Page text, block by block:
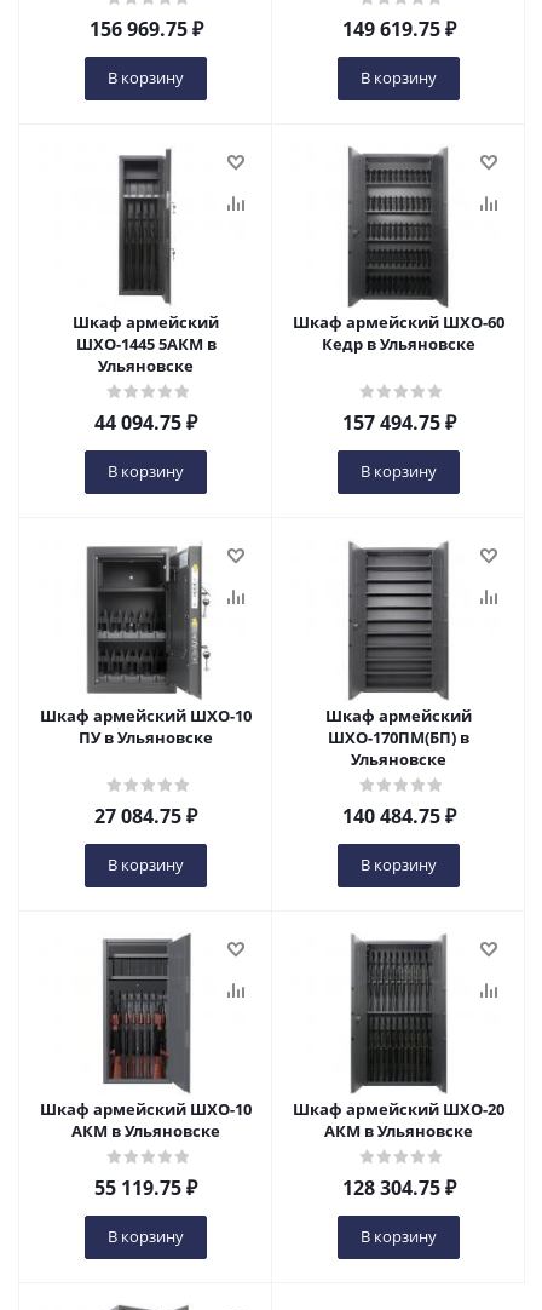
156 969.75₽
В корзину
149 619.75₽
В корзину
Шкаф армейский
ШХО-1445 5АКМ в
Ульяновске
44 094.75₽
В корзину
Шкаф армейский ШХО-60
Кедр в Ульяновске
157 494.75₽
В корзину
Шкаф армейский ШХО-10
ПУ в Ульяновске
27 084.75₽
В корзину
Шкаф армейский
ШХО-170ПМ(БП) в
Ульяновске
140 484.75₽
В корзину
Шкаф армейский ШХО-10
АКМ в Ульяновске
55 119.75₽
В корзину
Шкаф армейский ШХО-20
АКМ в Ульяновске
128 304.75₽
В корзину